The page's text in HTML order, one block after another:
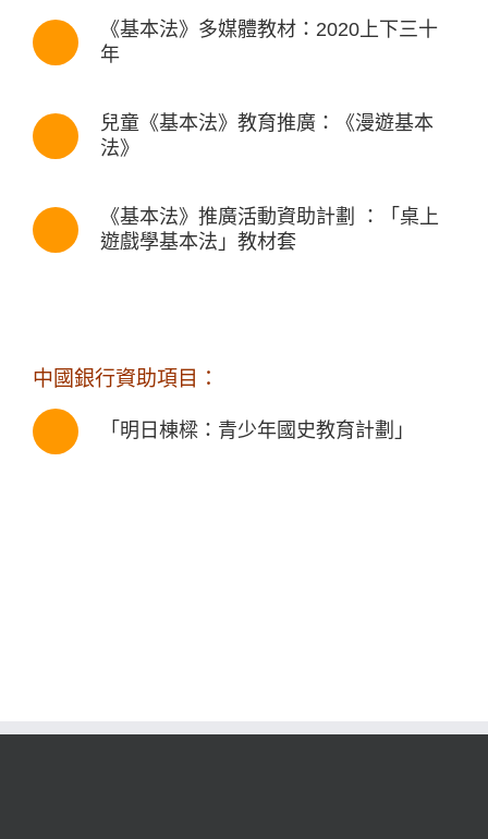
《基本法》多媒體教材：2020上下三十
年
兒童《基本法》教育推廣：《漫遊基本
法》
《基本法》推廣活動資助計劃 ：「桌上
遊戲學基本法」教材套
中國銀行資助項目：
「明日棟樑：青少年國史教育計劃」